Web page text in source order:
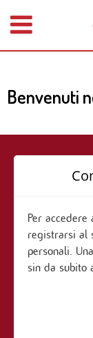
Benvenuti
Per
registrarsi al
personali.
sin da subito